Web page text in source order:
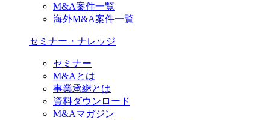
M&A案件一覧
海外M&A案件一覧
セミナー・ナレッジ
セミナー
M&Aとは
事業承継とは
資料ダウンロード
M&Aマガジン